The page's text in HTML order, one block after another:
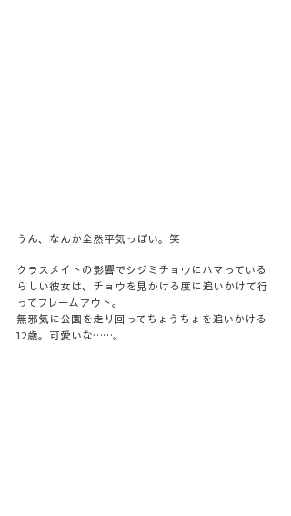
うん、なんか全然平気っぽい。笑
クラスメイトの影響でシジミチョウにハマっている
らしい彼女は、チョウを見かける度に追いかけて行
ってフレームアウト。
無邪気に公園を走り回ってちょうちょを追いかける
12歳。可愛いな……。